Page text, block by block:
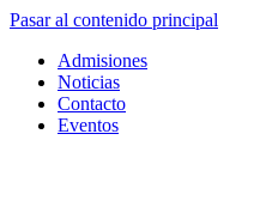
Pasar al contenido principal
Admisiones
Noticias
Contacto
Eventos